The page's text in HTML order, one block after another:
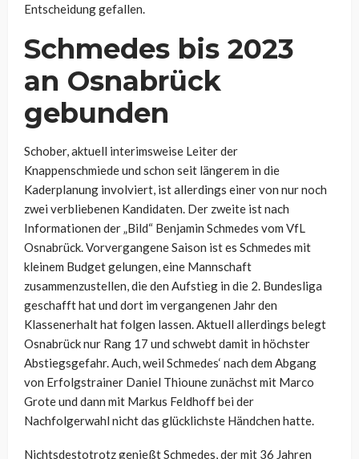
Entscheidung gefallen.
Schmedes bis 2023
an Osnabrück
gebunden
Schober, aktuell interimsweise Leiter der
Knappenschmiede und schon seit längerem in die
Kaderplanung involviert, ist allerdings einer von nur noch
zwei verbliebenen Kandidaten. Der zweite ist nach
Informationen der „Bild“ Benjamin Schmedes vom VfL
Osnabrück. Vorvergangene Saison ist es Schmedes mit
kleinem Budget gelungen, eine Mannschaft
zusammenzustellen, die den Aufstieg in die 2. Bundesliga
geschafft hat und dort im vergangenen Jahr den
Klassenerhalt hat folgen lassen. Aktuell allerdings belegt
Osnabrück nur Rang 17 und schwebt damit in höchster
Abstiegsgefahr. Auch, weil Schmedes‘ nach dem Abgang
von Erfolgstrainer Daniel Thioune zunächst mit Marco
Grote und dann mit Markus Feldhoff bei der
Nachfolgerwahl nicht das glücklichste Händchen hatte.
Nichtsdestotrotz genießt Schmedes, der mit 36 Jahren